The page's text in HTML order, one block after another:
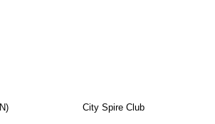
City Spire Club